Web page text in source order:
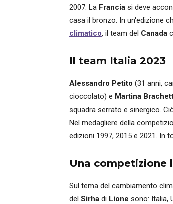
2007. La Francia si deve
casa il bronzo. In un'edizione
climatico, il team del Canada
Il team Italia 2023
Alessandro Petito (31 anni,
cioccolato) e Martina
squadra serrato e sinergico.
Nel medagliere della
edizioni 1997, 2015 e 2021. In
Una competizione
Sul tema del cambiamento
del Sirha di Lione sono: Italia,